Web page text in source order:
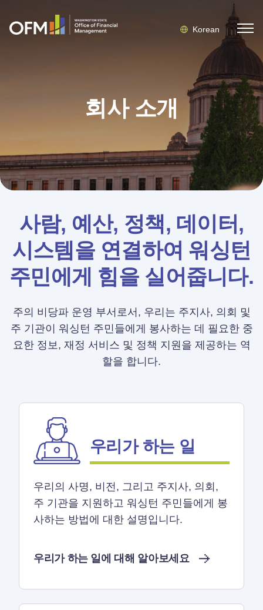
Korean
회사 소개
사람, 예산, 정책, 데이터,
시스템을 연결하여 워싱턴
주민에게 힘을 실어줍니다.
주의 비당파 운영 부서로서, 우리는 주지사, 의회 및
주 기관이 워싱턴 주민들에게 봉사하는 데 필요한 중
요한 정보, 재정 서비스 및 정책 지원을 제공하는 역
할을 합니다.
우리가 하는 일
우리의 사명, 비전, 그리고 주지사, 의회,
주 기관을 지원하고 워싱턴 주민들에게 봉
사하는 방법에 대한 설명입니다.
우리가 하는 일에 대해 알아보세요